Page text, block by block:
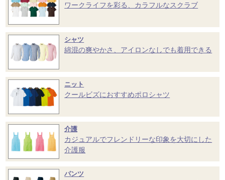
ワークライフを彩る、カラフルなスクラブ
シャツ
綿混の爽やかさ、アイロンなしでも着用できる
ニット
クールビズにおすすめポロシャツ
介護
カジュアルでフレンドリーな印象を大切にした
介護服
パンツ